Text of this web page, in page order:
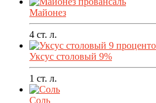
Майонез
4 ст. л.
Уксус столовый 9%
1 ст. л.
Соль